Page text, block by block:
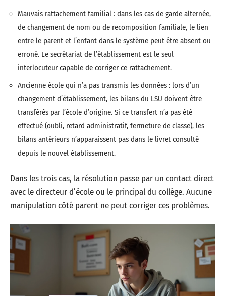
Mauvais rattachement familial : dans les cas de garde alternée,
de changement de nom ou de recomposition familiale, le lien
entre le parent et l’enfant dans le système peut être absent ou
erroné. Le secrétariat de l’établissement est le seul
interlocuteur capable de corriger ce rattachement.
Ancienne école qui n’a pas transmis les données : lors d’un
changement d’établissement, les bilans du LSU doivent être
transférés par l’école d’origine. Si ce transfert n’a pas été
effectué (oubli, retard administratif, fermeture de classe), les
bilans antérieurs n’apparaissent pas dans le livret consulté
depuis le nouvel établissement.
Dans les trois cas, la résolution passe par un contact direct
avec le directeur d’école ou le principal du collège. Aucune
manipulation côté parent ne peut corriger ces problèmes.